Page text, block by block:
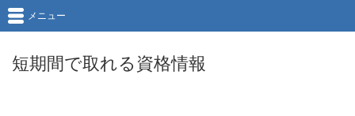
短期間で取れる資格情報
メニュー